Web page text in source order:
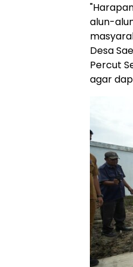
alun-
Desa
Percut
agar